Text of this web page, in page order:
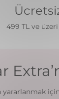
499 TL ve
yararlanmak